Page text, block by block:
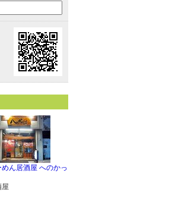
めん居酒屋 へのかっ
屋